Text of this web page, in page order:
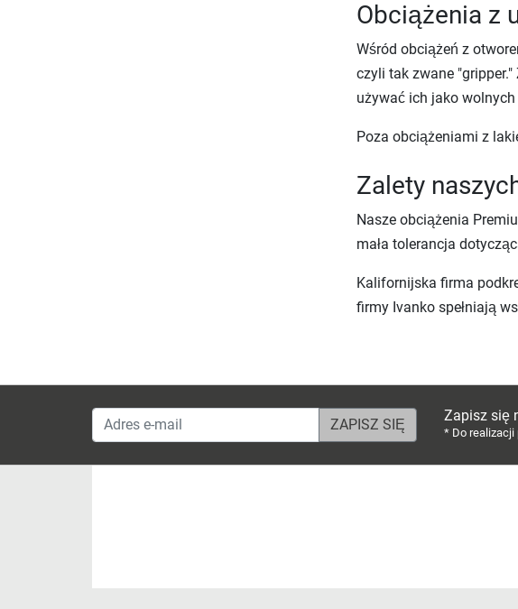
Obciążenia z
Wśród obciążeń z
czyli tak zwane
używać ich jako wolnych
Poza obciążeniami z
Zalety
Nasze obciążenia
mała tolerancja
Kalifornijska firma
firmy Ivanko spełniają
Adres e-mail Zapisz się
* Do realizacji